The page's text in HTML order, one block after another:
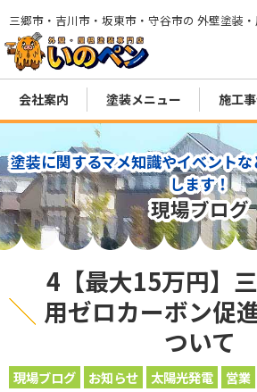
三郷市・吉川市・坂東市・守谷市の 外壁塗装
会社案内 塗装メニュー 施工
塗装に関するマメ知識やイベント
します！
現場ブログ
4【最大15万円】
用ゼロカーボン促
ついて
現場ブログ お知らせ 太陽光発電 営業